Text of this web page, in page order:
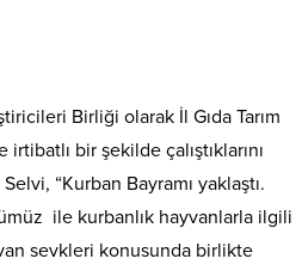
Birliği olarak İl Gıda Tarım
bir şekilde çalıştıklarını
“Kurban Bayramı yaklaştı.
ile kurbanlık hayvanlarla ilgili
sevkleri konusunda birlikte